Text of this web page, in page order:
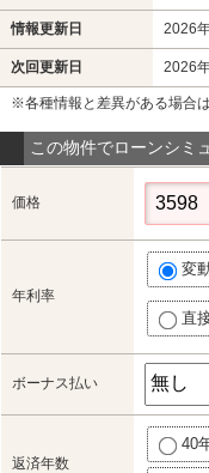
情報更新日 2026
次回更新日 2026
※各種情報と差異がある場合
この物件でローンシミ
価格
年利率
変
直
ボーナス払い
返済年数
40